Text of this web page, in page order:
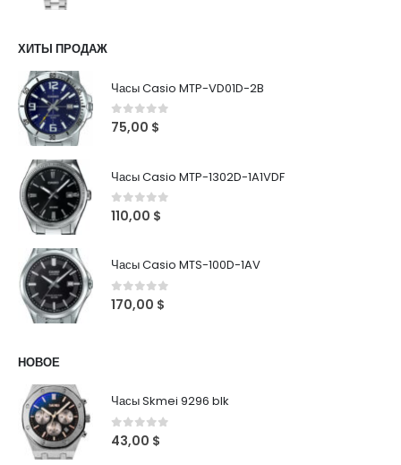
ХИТЫ ПРОДАЖ
Часы Casio MTP-VD01D-2B
0out of 5
75,00 $
Часы Casio MTP-1302D-1A1VDF
0out of 5
110,00 $
Часы Casio MTS-100D-1AV
0out of 5
170,00 $
НОВОЕ
Часы Skmei 9296 blk
0 out of 5
43,00 $